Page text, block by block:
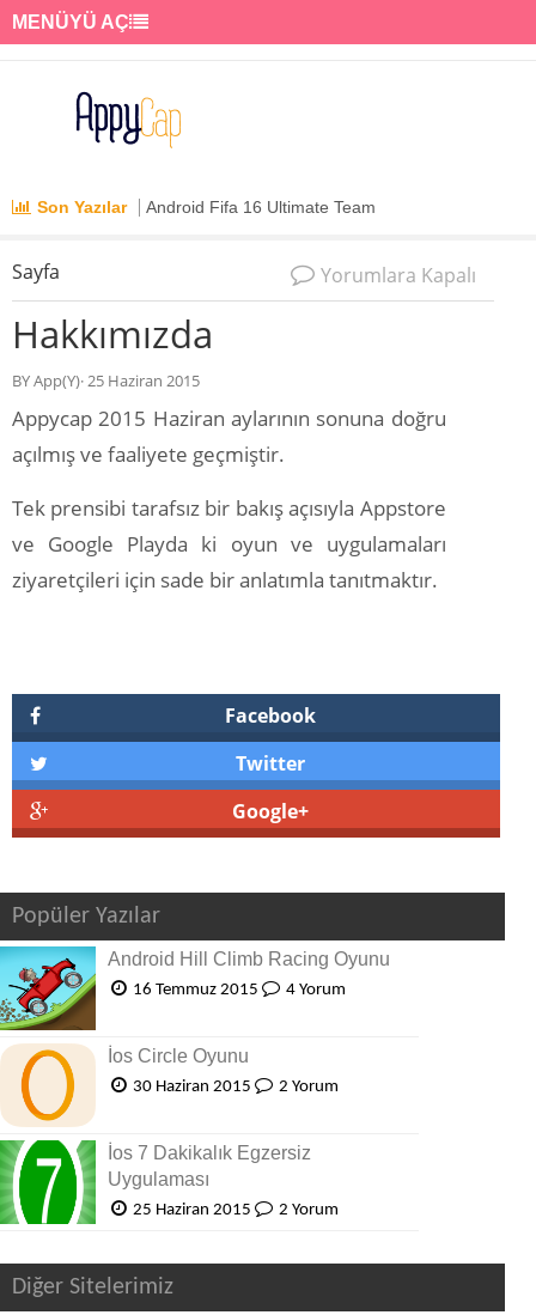
MENÜYÜ AÇ
Son Yazılar Android Fifa 16 Ultimate Team
Sayfa Yorumlara Kapalı
Hakkımızda
BY App(Y)· 25 Haziran 2015
Appycap 2015 Haziran aylarının sonuna doğru
açılmış ve faaliyete geçmiştir.
Tek prensibi tarafsız bir bakış açısıyla Appstore
ve Google Playda ki oyun ve uygulamaları
ziyaretçileri için sade bir anlatımla tanıtmaktır.
Facebook
Twitter
Google+
Popüler Yazılar
Android Hill Climb Racing Oyunu
16 Temmuz 2015 4 Yorum
İos Circle Oyunu
30 Haziran 2015 2 Yorum
İos 7 Dakikalık Egzersiz
Uygulaması
25 Haziran 2015 2 Yorum
Diğer Sitelerimiz